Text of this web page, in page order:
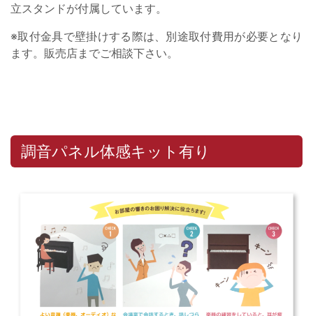
立スタンドが付属しています。
※取付金具で壁掛けする際は、別途取付費用が必要となり
ます。販売店までご相談下さい。
調音パネル体感キット有り